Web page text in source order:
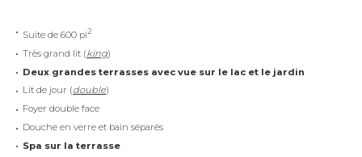
Suite de 600 pi2
Très grand lit (king)
Deux grandes terrasses avec vue sur le lac et le jardin
Lit de jour (double)
Foyer double face
Douche en verre et bain séparés
Spa sur la terrasse